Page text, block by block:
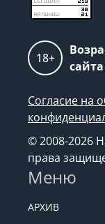
18+
сайта
Согласие на
© 2008-2026
права
Меню
АРХИВ